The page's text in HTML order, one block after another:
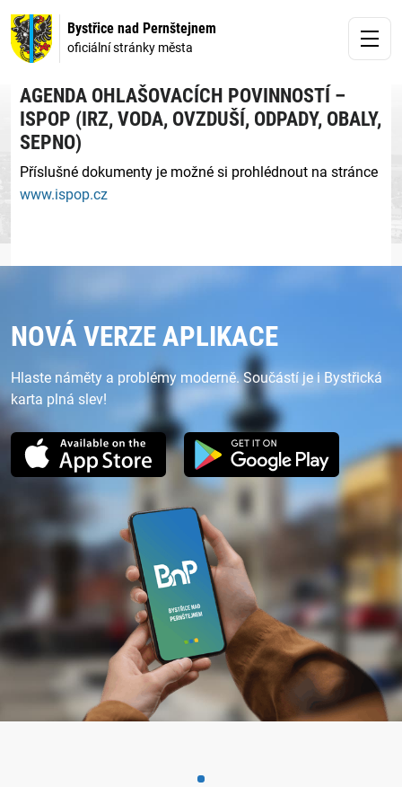
Bystřice nad Pernštejnem
oficiální stránky města
AGENDA OHLAŠOVACÍCH POVINNOSTÍ –
ISPOP (IRZ, VODA, OVZDUŠÍ, ODPADY, OBALY,
SEPNO)
Příslušné dokumenty je možné si prohlédnout na stránce
www.ispop.cz
NOVÁ VERZE APLIKACE
Hlaste náměty a problémy moderně. Součástí je i Bystřická
karta plná slev!